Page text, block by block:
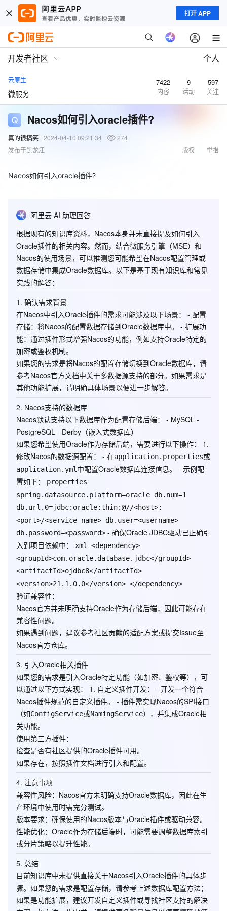
打开 APP
开发者社区 个人
云原生
微服务
7422
内容
9
活动
597
关注
Nacos如何引入oracle插件?
真的很搞笑 2024-04-10 09:21:34
274
发布于黑龙江
举报
版权
Nacos如何引入oracle插件?
阿里云 AI 助理回答
根据现有的知识库资料，Nacos本身并未直接提及如何引入
Oracle插件的相关内容。然而，结合微服务引擎（MSE）和
Nacos的使用场景，可以推测您可能希望在Nacos配置管理或
数据存储中集成Oracle数据库。以下是基于现有知识库和常见
实践的解答：
1. 确认需求背景
在Nacos中引入Oracle插件的需求可能涉及以下场景： - 配置
存储：将Nacos的配置数据存储到Oracle数据库中。 - 扩展功
能：通过插件形式增强Nacos的功能，例如支持Oracle特定的
加密或鉴权机制。
如果您的需求是将Nacos的配置存储切换到Oracle数据库，请
参考Nacos官方文档中关于多数据源支持的部分。如果需求是
其他功能扩展，请明确具体场景以便进一步解答。
2. Nacos支持的数据库
Nacos默认支持以下数据库作为配置存储后端： - MySQL -
PostgreSQL - Derby（嵌入式数据库）
如果您希望使用Oracle作为存储后端，需要进行以下操作： 1.
修改Nacos的数据源配置： - 在application.properties或
application.yml 中配置Oracle数据库连接信息。 - 示例配
置如下：
properties
spring.datasource.platform=oracle db.num=1
db.url.0=jdbc:oracle:thin:@//<host>:
<port>/<service_name> db.user=<username>
db.password=<password> - 确保Oracle JDBC驱动已正确引
入到项目依赖中：
xml <dependency>
<groupId>com.oracle.database.jdbc</groupId>
<artifactId>ojdbc8</artifactId>
<version>21.1.0.0</version> </dependency>
验证兼容性：
Nacos官方并未明确支持Oracle作为存储后端，因此可能存在
兼容性问题。
如果遇到问题，建议参考社区贡献的适配方案或提交Issue至
Nacos官方仓库。
3. 引入Oracle相关插件
如果您的需求是引入Oracle特定功能（如加密、鉴权等），可
以通过以下方式实现： 1. 自定义插件开发： - 开发一个符合
Nacos插件规范的自定义插件。 - 插件需实现Nacos的SPI接口
（如ConfigService或NamingService），并集成Oracle相
关功能。
使用第三方插件：
检查是否有社区提供的Oracle插件可用。
如果存在，按照插件文档进行引入和配置。
4. 注意事项
兼容性风险：Nacos官方未明确支持Oracle数据库，因此在生
产环境中使用时需充分测试。
版本要求：确保使用的Nacos版本与Oracle插件或驱动兼容。
性能优化：Oracle作为存储后端时，可能需要调整数据库索引
或分片策略以提升性能。
5. 总结
目前知识库中未提供直接关于Nacos引入Oracle插件的具体步
骤。如果您的需求是配置存储，请参考上述数据库配置方法；
如果是功能扩展，建议开发自定义插件或寻找社区支持的解决